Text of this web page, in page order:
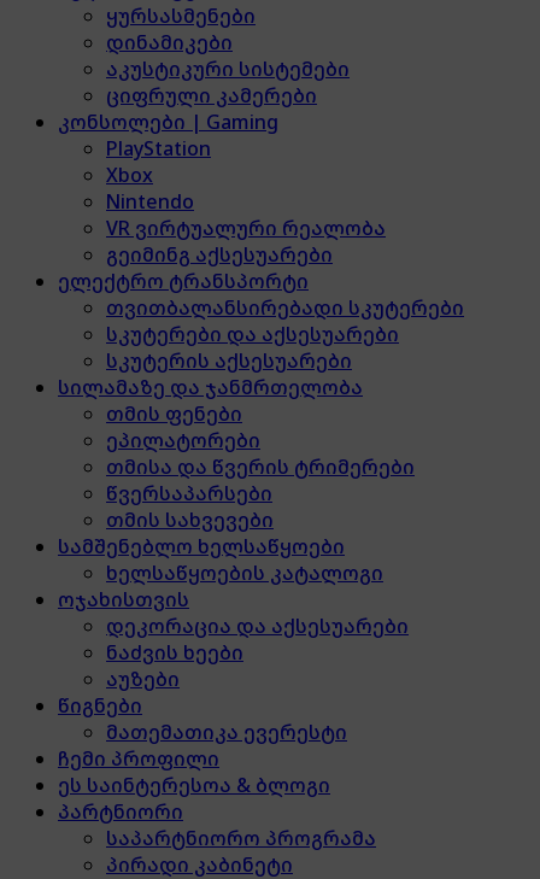
ყურსასმენები
დინამიკები
აკუსტიკური სისტემები
ციფრული კამერები
კონსოლები | Gaming
PlayStation
Xbox
Nintendo
VR ვირტუალური რეალობა
გეიმინგ აქსესუარები
ელექტრო ტრანსპორტი
თვითბალანსირებადი სკუტერები
სკუტერები და აქსესუარები
სკუტერის აქსესუარები
სილამაზე და ჯანმრთელობა
თმის ფენები
ეპილატორები
თმისა და წვერის ტრიმერები
წვერსაპარსები
თმის სახვევები
სამშენებლო ხელსაწყოები
ხელსაწყოების კატალოგი
ოჯახისთვის
დეკორაცია და აქსესუარები
ნაძვის ხეები
აუზები
წიგნები
მათემათიკა ევერესტი
ჩემი პროფილი
ეს საინტერესოა & ბლოგი
პარტნიორი
საპარტნიორო პროგრამა
პირადი კაბინეტი